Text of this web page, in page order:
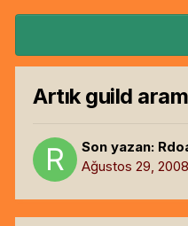
Artık guild
Son yazan:
Ağustos 29, 2008